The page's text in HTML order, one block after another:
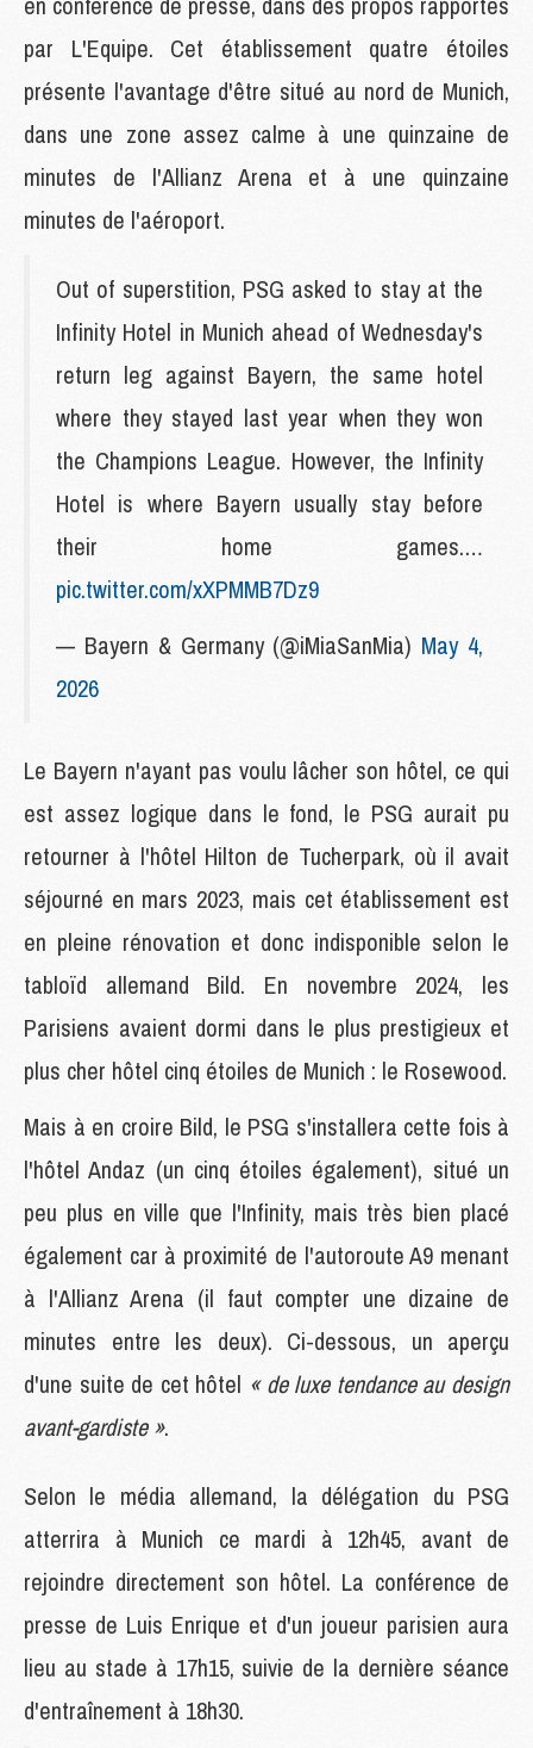
par L'Equipe. Cet établissement quatre étoiles
présente l'avantage d'être situé au nord de Munich,
dans une zone assez calme à une quinzaine de
minutes de l'Allianz Arena et à une quinzaine
minutes de l'aéroport.
Out of superstition, PSG asked to stay at the
Infinity Hotel in Munich ahead of Wednesday's
return leg against Bayern, the same hotel
where they stayed last year when they won
the Champions League. However, the Infinity
Hotel is where Bayern usually stay before
their home games.…
pic.twitter.com/xXPMMB7Dz9
— Bayern & Germany (@iMiaSanMia) May 4,
2026
Le Bayern n'ayant pas voulu lâcher son hôtel, ce qui
est assez logique dans le fond, le PSG aurait pu
retourner à l'hôtel Hilton de Tucherpark, où il avait
séjourné en mars 2023, mais cet établissement est
en pleine rénovation et donc indisponible selon le
tabloïd allemand Bild. En novembre 2024, les
Parisiens avaient dormi dans le plus prestigieux et
plus cher hôtel cinq étoiles de Munich : le Rosewood.
Mais à en croire Bild, le PSG s'installera cette fois à
l'hôtel Andaz (un cinq étoiles également), situé un
peu plus en ville que l'Infinity, mais très bien placé
également car à proximité de l'autoroute A9 menant
à l'Allianz Arena (il faut compter une dizaine de
minutes entre les deux). Ci-dessous, un aperçu
d'une suite de cet hôtel « de luxe tendance au design
avant-gardiste ».
Selon le média allemand, la délégation du PSG
atterrira à Munich ce mardi à 12h45, avant de
rejoindre directement son hôtel. La conférence de
presse de Luis Enrique et d'un joueur parisien aura
lieu au stade à 17h15, suivie de la dernière séance
d'entraînement à 18h30.